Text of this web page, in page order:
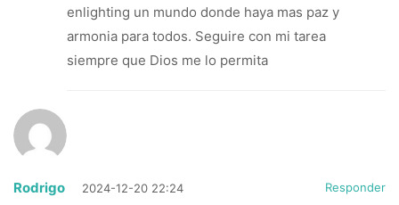
enlighting un mundo donde haya mas paz y
armonia para todos. Seguire con mi tarea
siempre que Dios me lo permita
Rodrigo 2024-12-20 22:24 Responder